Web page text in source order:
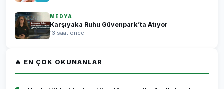
MEDYA
Karşıyaka Ruhu Güvenpark’ta Atıyor
13 saat önce
🔥 EN ÇOK OKUNANLAR